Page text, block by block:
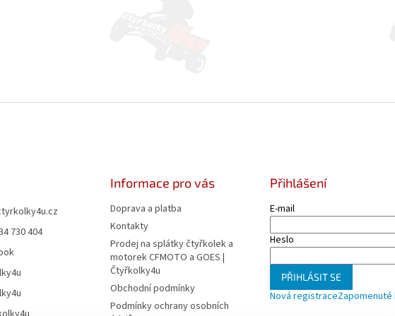
730 404
Informace pro vás
Doprava a platba
Kontakty
Prodej na splátky čtyřkolek a
motorek CFMOTO a GOES |
Čtyřkolky4u
Obchodní podmínky
Podmínky ochrany osobních
Přihlášení
E-mail
Heslo
PŘIHLÁSIT SE
Nová registraceZapomenuté